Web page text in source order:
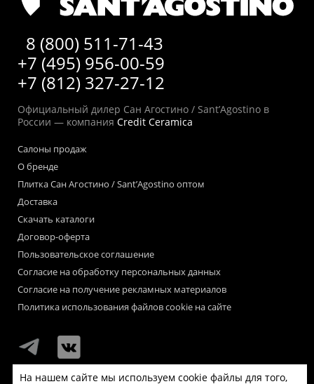
8 (800) 511-71-43
+7 (495) 956-00-59
+7 (812) 327-27-12
Официальный дилер Сан Агостино / Sant’Agostino в
России — компания Credit Ceramica
Салоны продаж
О бренде
Плитка Сан Агостино / Sant’Agostino оптом
Доставка
Скачать каталоги
Договор-оферта
Пользовательское соглашение
Согласие на обработку персональных данных
Согласие на получение рекламных материалов
Политика использования файлов cookie на сайте
На нашем сайте мы используем cookie файлы для того,